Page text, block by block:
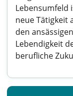
Lebensumfeld
neue Tätigkeit
den
Lebendigkeit
berufliche